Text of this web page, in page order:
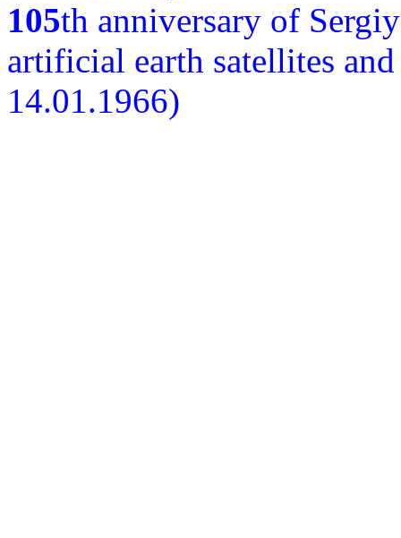
105th anniversary of
artificial earth satellites
14.01.1966)